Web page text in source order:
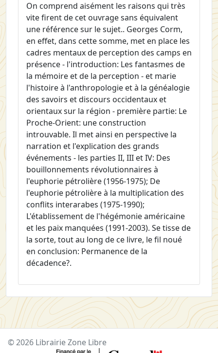
On comprend aisément les raisons qui très
vite firent de cet ouvrage sans équivalent
une référence sur le sujet.. Georges Corm,
en effet, dans cette somme, met en place les
cadres mentaux de perception des camps en
présence - l'introduction: Les fantasmes de
la mémoire et de la perception - et marie
l'histoire à l'anthropologie et à la généalogie
des savoirs et discours occidentaux et
orientaux sur la région - première partie: Le
Proche-Orient: une construction
introuvable. Il met ainsi en perspective la
narration et l'explication des grands
événements - les parties II, III et IV: Des
bouillonnements révolutionnaires à
l'euphorie pétrolière (1956-1975); De
l'euphorie pétrolière à la multiplication des
conflits interarabes (1975-1990);
L'établissement de l'hégémonie américaine
et les paix manquées (1991-2003). Se tisse de
la sorte, tout au long de ce livre, le fil noué
en conclusion: Permanence de la
décadence?.
© 2026 Librairie Zone Libre